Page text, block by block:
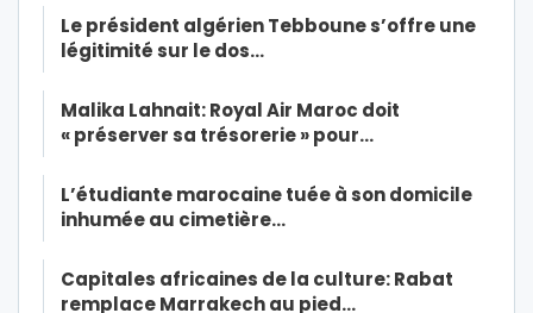
Le président algérien Tebboune s’offre une
légitimité sur le dos…
Malika Lahnait: Royal Air Maroc doit
« préserver sa trésorerie » pour…
L’étudiante marocaine tuée à son domicile
inhumée au cimetière…
Capitales africaines de la culture: Rabat
remplace Marrakech au pied…